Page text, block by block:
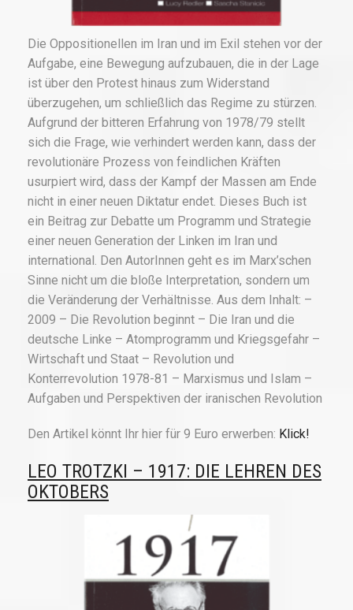
Die Oppositionellen im Iran und im Exil stehen vor der
Aufgabe, eine Bewegung aufzubauen, die in der Lage
ist über den Protest hinaus zum Widerstand
überzugehen, um schließlich das Regime zu stürzen.
Aufgrund der bitteren Erfahrung von 1978/79 stellt
sich die Frage, wie verhindert werden kann, dass der
revolutionäre Prozess von feindlichen Kräften
usurpiert wird, dass der Kampf der Massen am Ende
nicht in einer neuen Diktatur endet. Dieses Buch ist
ein Beitrag zur Debatte um Programm und Strategie
einer neuen Generation der Linken im Iran und
international. Den AutorInnen geht es im Marx’schen
Sinne nicht um die bloße Interpretation, sondern um
die Veränderung der Verhältnisse. Aus dem Inhalt: –
2009 – Die Revolution beginnt – Die Iran und die
deutsche Linke – Atomprogramm und Kriegsgefahr –
Wirtschaft und Staat – Revolution und
Konterrevolution 1978-81 – Marxismus und Islam –
Aufgaben und Perspektiven der iranischen Revolution
Den Artikel könnt Ihr hier für 9 Euro erwerben: Klick!
LEO TROTZKI – 1917: DIE LEHREN DES
OKTOBERS